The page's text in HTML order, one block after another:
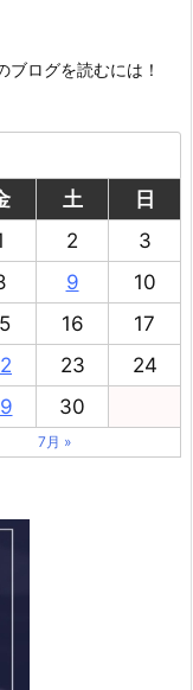
ブログを読むには！
土
日
2
3
9
10
16
17
23
24
30
7月 »